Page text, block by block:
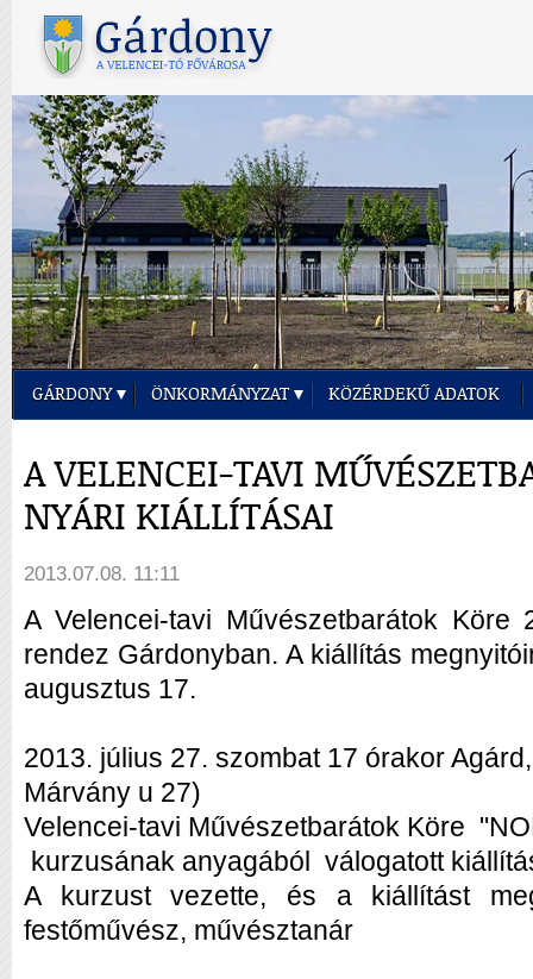
GÁRDONY ÖNKORMÁNYZAT KÖZÉRDEKŰ ADATOK
A VELENCEI-TAVI
NYÁRI KIÁLLÍTÁSAI
2013.07.08. 11:11
A Velencei-tavi Művészetbarátok Köre
rendez Gárdonyban. A kiállítás
augusztus 17.
2013. július 27. szombat 17 órakor
Márvány u 27)
Velencei-tavi Művészetbarátok Köre
kurzusának anyagából válogatott
A kurzust vezette, és a kiállítást
festőművész, művésztanár